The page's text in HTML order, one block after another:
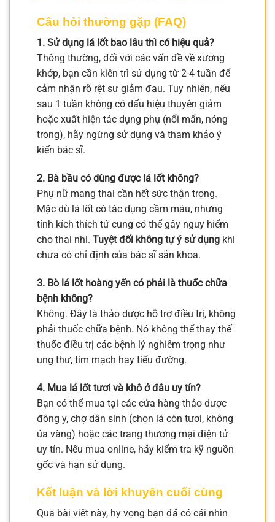
Câu hỏi thường gặp (FAQ)
1. Sử dụng lá lốt bao lâu thì có hiệu quả?
Thông thường, đối với các vấn đề về xương
khớp, bạn cần kiên trì sử dụng từ 2-4 tuần để
cảm nhận rõ rệt sự giảm đau. Tuy nhiên, nếu
sau 1 tuần không có dấu hiệu thuyên giảm
hoặc xuất hiện tác dụng phụ (nổi mẩn, nóng
trong), hãy ngừng sử dụng và tham khảo ý
kiến bác sĩ.
2. Bà bầu có dùng được lá lốt không?
Phụ nữ mang thai cần hết sức thận trọng.
Mặc dù lá lốt có tác dụng cầm máu, nhưng
tính kích thích tử cung có thể gây nguy hiểm
cho thai nhi. Tuyệt đối không tự ý sử dụng khi
chưa có chỉ định của bác sĩ sản khoa.
3. Bò lá lốt hoàng yến có phải là thuốc chữa
bệnh không?
Không. Đây là thảo dược hỗ trợ điều trị, không
phải thuốc chữa bệnh. Nó không thể thay thế
thuốc điều trị các bệnh lý nghiêm trọng như
ung thư, tim mạch hay tiểu đường.
4. Mua lá lốt tươi và khô ở đâu uy tín?
Bạn có thể mua tại các cửa hàng thảo dược
đông y, chợ dân sinh (chọn lá còn tươi, không
úa vàng) hoặc các trang thương mại điện tử
uy tín. Nếu mua online, hãy kiểm tra kỹ nguồn
gốc và hạn sử dụng.
Kết luận và lời khuyên cuối cùng
Qua bài viết này, hy vọng bạn đã có cái nhìn